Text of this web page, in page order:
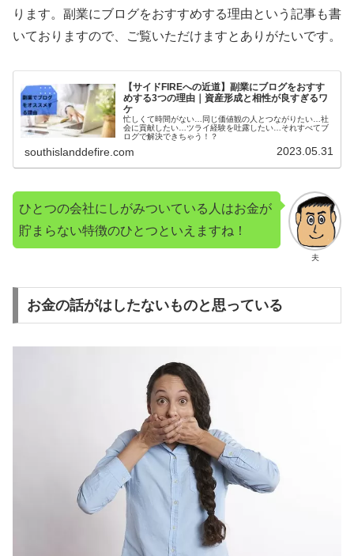
ります。副業にブログをおすすめする理由という記事も書
いておりますので、ご覧いただけますとありがたいです。
【サイドFIREへの近道】副業にブログをおすす
めする3つの理由｜資産形成と相性が良すぎるワ
ケ
忙しくて時間がない…同じ価値観の人とつながりたい…社
会に貢献したい…ツライ経験を吐露したい…それすべてブ
ログで解決できちゃう！？
southislanddefire.com 2023.05.31
夫
ひとつの会社にしがみついている人はお金が
貯まらない特徴のひとつといえますね！
お金の話がはしたないものと思っている